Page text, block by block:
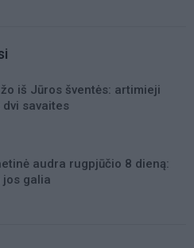
iš Jūros šventės: artimieji
dvi savaites
audra rugpjūčio 8 dieną:
jos galia